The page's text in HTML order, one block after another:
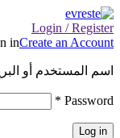
Login / Register
inCreate an Account
اسم المستخدم أو
Password
*
Log in